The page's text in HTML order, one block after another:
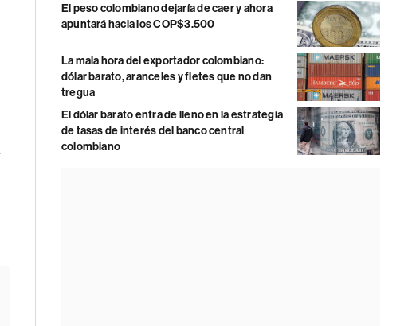
El peso colombiano dejaría de caer y ahora
apuntará hacia los COP$3.500
La mala hora del exportador colombiano:
dólar barato, aranceles y fletes que no dan
tregua
El dólar barato entra de lleno en la estrategia
de tasas de interés del banco central
colombiano